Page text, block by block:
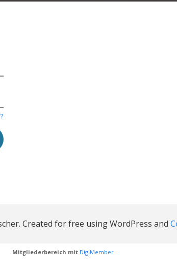
Created for free using WordPress and
Mitgliederbereich mit DigiMember